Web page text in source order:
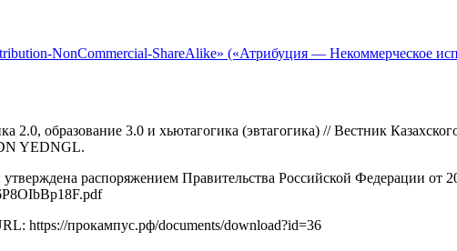
NonCommercial-ShareAlike» («Атрибуция — Некоммерческое
образование 3.0 и хьютагогика (эвтагогика) // Вестник
YEDNGL.
распоряжением Правительства Российской Федерации от
https://прокампус.рф/documents/download?id=36